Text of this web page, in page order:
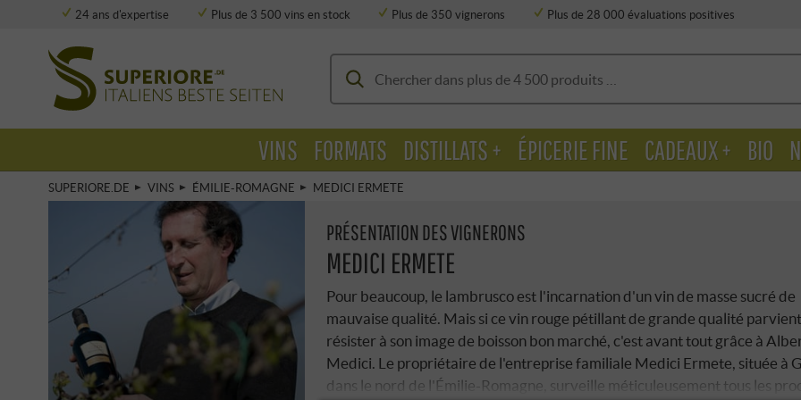
24 ans d'expertise Plus de 3 500 vins en stock Plus de 350 vignerons
Plus de 28 000 évaluations positives
SUPERIORE.DE VINS ÉMILIE-ROMAGNE MEDICI ERMETE
PRÉSENTATION DES VIGNERONS
MEDICI ERMETE
Pour beaucoup, le lambrusco est l'incarnation d'un vin de masse sucré de
mauvaise qualité. Mais si ce vin rouge pétillant de grande qualité
résister à son image de boisson bon marché, c'est avant tout grâce à
Medici. Le propriétaire de l'entreprise familiale Medici Ermete, située à
dans le nord de l'Émilie-Romagne, surveille méticuleusement tous les
VINS FORMATS DISTILLATS + ÉPICERIE FINE CADEAUX + BIO